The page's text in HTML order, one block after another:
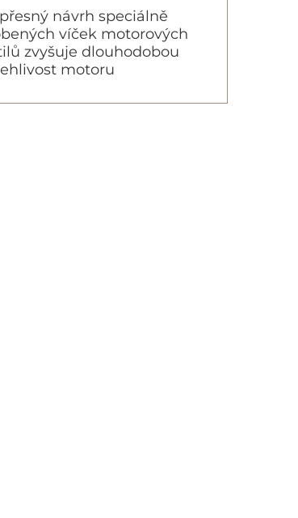
návrh speciálně
víček motorových
zvyšuje dlouhodobou
motoru